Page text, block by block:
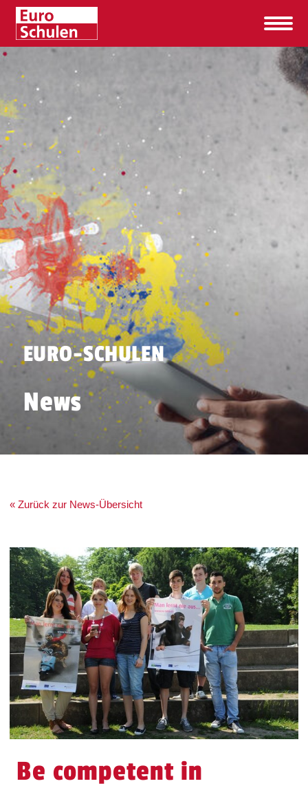
EURO-SCHULEN
News
« Zurück zur News-Übersicht
Be competent in